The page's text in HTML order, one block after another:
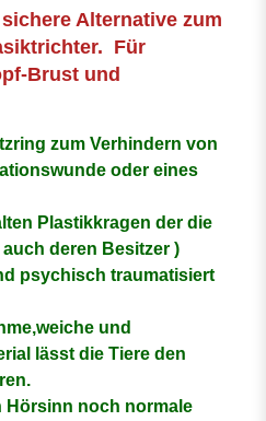
Alternative zum
Für
Brust und
zum Verhindern von
oder eines
Plastikkragen der die
deren Besitzer )
psychisch traumatisiert
und
lässt die Tiere den
Hörsinn noch normale